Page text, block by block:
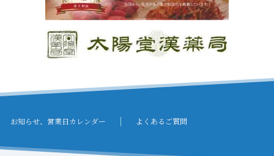
お知らせ、営業日カレンダー よくあるご質問